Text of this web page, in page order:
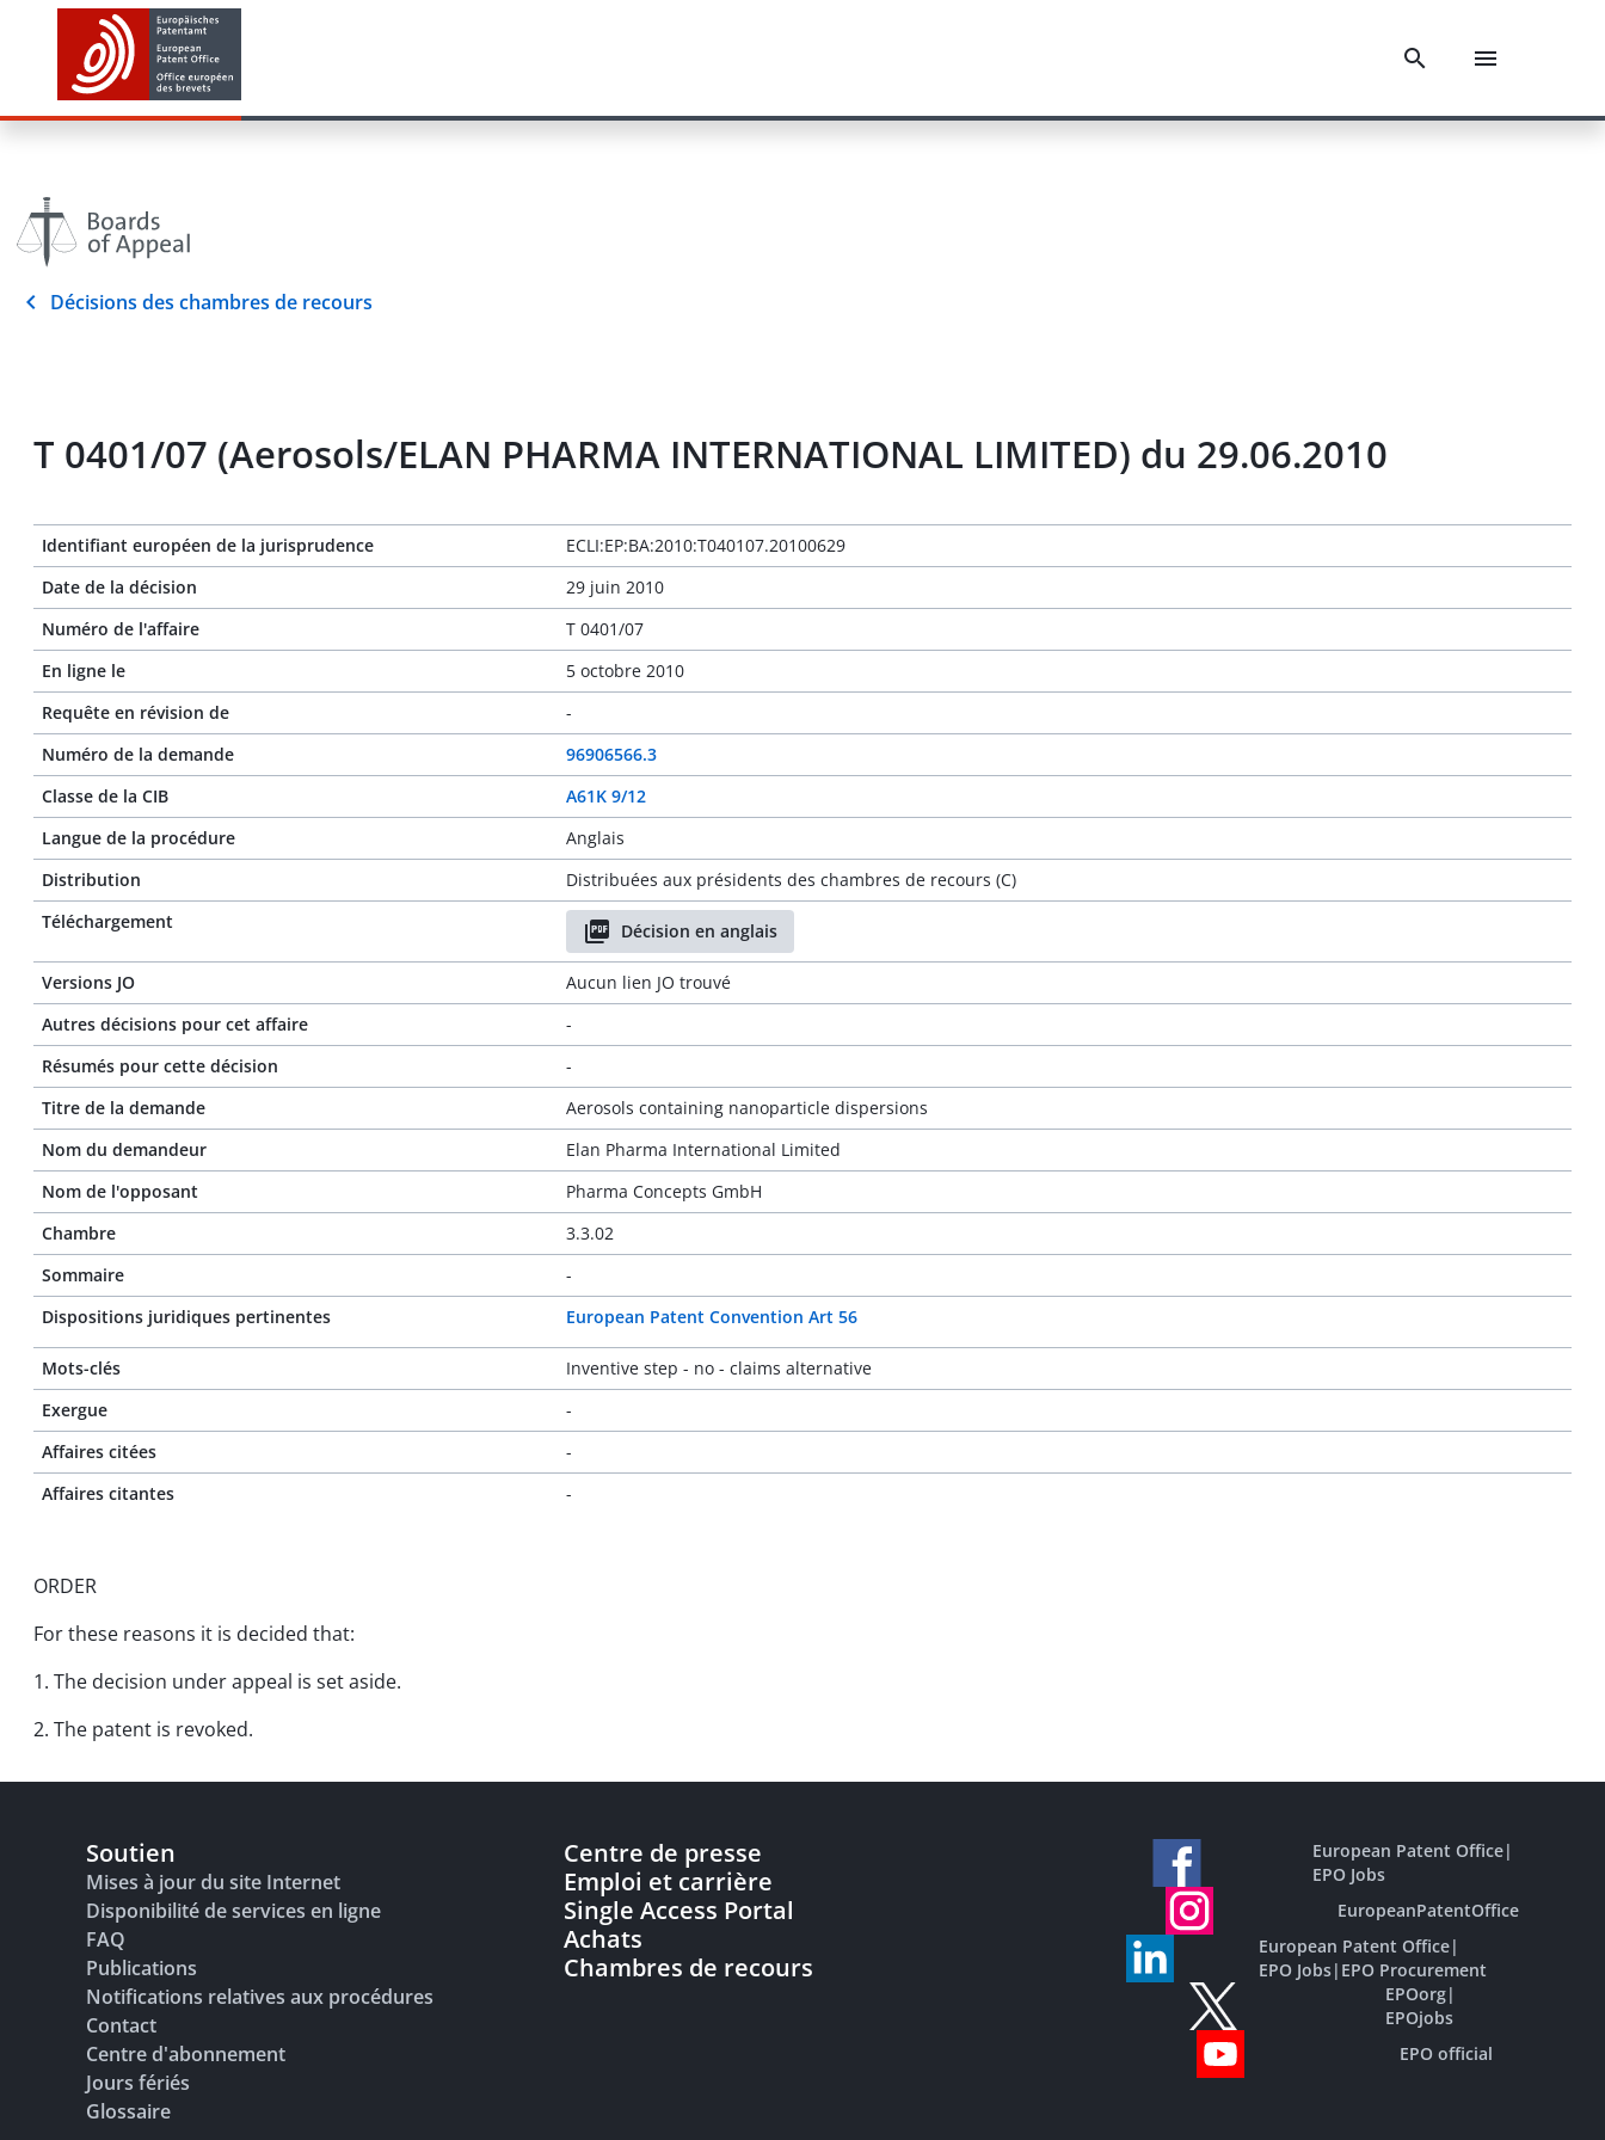
Décisions des chambres de recours
T 0401/07 (Aerosols/ELAN PHARMA INTERNATIONAL LIMITED) du 29.06.2010
Identifiant européen de la jurisprudence
ECLI:EP:BA:2010:T040107.20100629
Date de la décision
29 juin 2010
Numéro de l'affaire
T 0401/07
En ligne le
5 octobre 2010
Requête en révision de
-
Numéro de la demande
96906566.3
Classe de la CIB
A61K 9/12
Langue de la procédure
Anglais
Distribution
Distribuées aux présidents des chambres de recours (C)
Téléchargement
Décision en anglais
Versions JO
Aucun lien JO trouvé
Autres décisions pour cet affaire
-
Résumés pour cette décision
-
Titre de la demande
Aerosols containing nanoparticle dispersions
Nom du demandeur
Elan Pharma International Limited
Nom de l'opposant
Pharma Concepts GmbH
Chambre
3.3.02
Sommaire
-
Dispositions juridiques pertinentes
European Patent Convention Art 56
Mots-clés
Inventive step - no - claims alternative
Exergue
-
Affaires citées
-
Affaires citantes
-
ORDER
For these reasons it is decided that:
1. The decision under appeal is set aside.
2. The patent is revoked.
Soutien
Mises à jour du site Internet
Disponibilité de services en ligne
FAQ
Publications
Notifications relatives aux procédures
Contact
Centre d'abonnement
Jours fériés
Glossaire
Centre de presse
Emploi et carrière
Single Access Portal
Achats
Chambres de recours
European Patent Office|
EPO Jobs
EuropeanPatentOffice
European Patent Office|
EPO Jobs| EPO Procurement
EPOorg|
EPOjobs
EPO official